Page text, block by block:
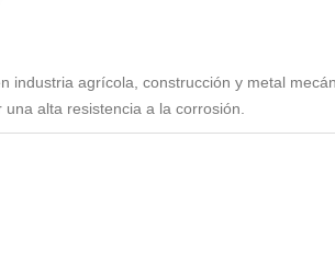
industria agrícola, construcción y metal
alta resistencia a la corrosión.